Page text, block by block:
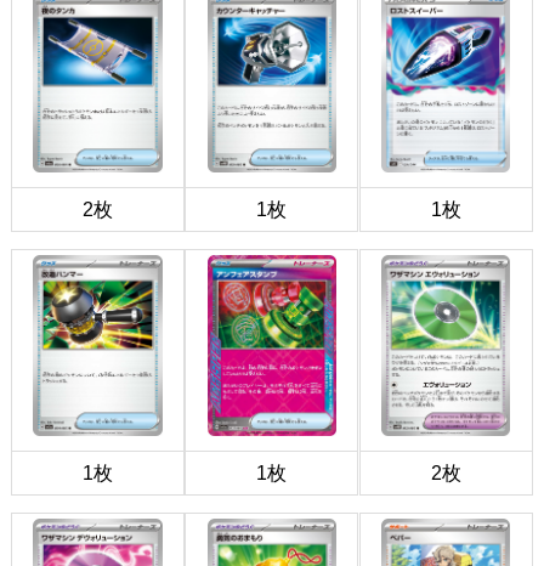
2枚 1枚 1枚
1枚 1枚 2枚